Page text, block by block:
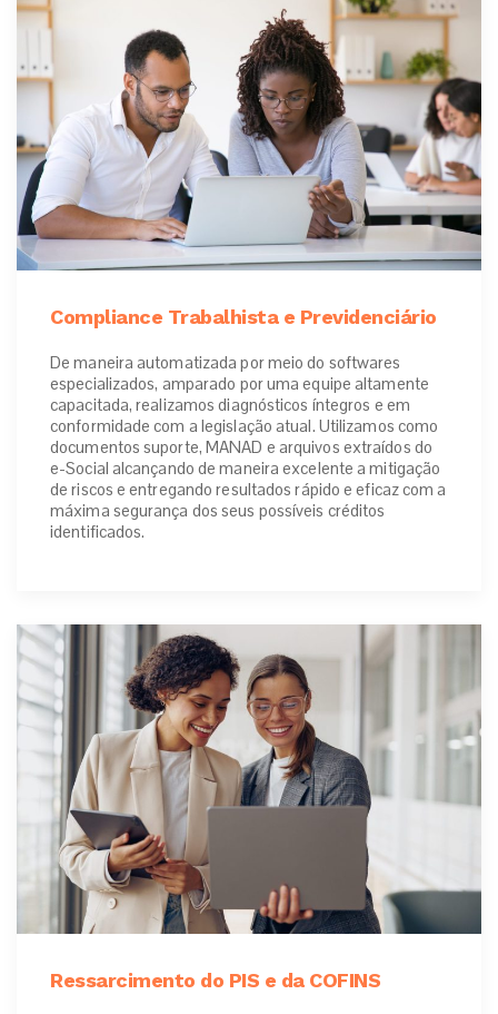
Compliance Trabalhista e Previdenciário
De maneira automatizada por meio do softwares
especializados, amparado por uma equipe altamente
capacitada, realizamos diagnósticos íntegros e em
conformidade com a legislação atual. Utilizamos como
documentos suporte, MANAD e arquivos extraídos do
e-Social alcançando de maneira excelente a mitigação
de riscos e entregando resultados rápido e eficaz com a
máxima segurança dos seus possíveis créditos
identificados.
Ressarcimento do PIS e da COFINS